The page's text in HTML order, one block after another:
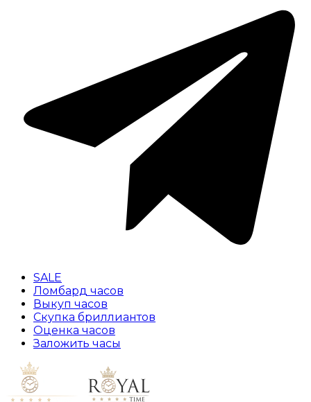
SALE
Ломбард часов
Выкуп часов
Скупка бриллиантов
Оценка часов
Заложить часы